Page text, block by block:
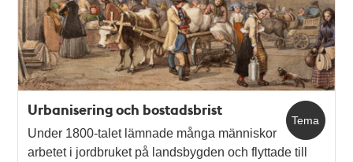
Tema
Urbanisering och bostadsbrist
Under 1800-talet lämnade många människor
arbetet i jordbruket på landsbygden och flyttade till